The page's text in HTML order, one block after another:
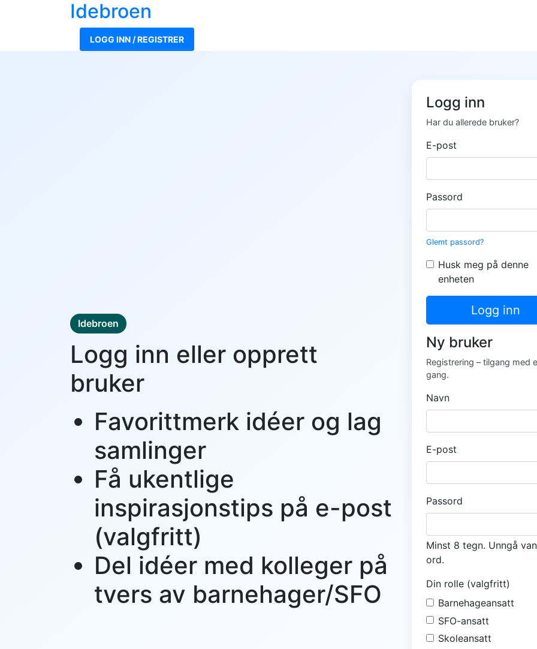
Idebroen
LOGG INN / REGISTRER
Idebroen
Logg inn eller opprett
bruker
Favorittmerk idéer og lag
samlinger
Få ukentlige
inspirasjonstips på e-post
(valgfritt)
Del idéer med kolleger på
tvers av barnehager/SFO
Logg inn
Har du allerede bruker?
E-post
Passord
Glemt passord?
Husk meg på denne
enheten
Logg inn
Ny bruker
Registrering – tilgang med
gang.
Navn
E-post
Passord
Minst 8 tegn. Unngå
ord.
Din rolle (valgfritt)
Barnehageansatt
SFO-ansatt
Skoleansatt